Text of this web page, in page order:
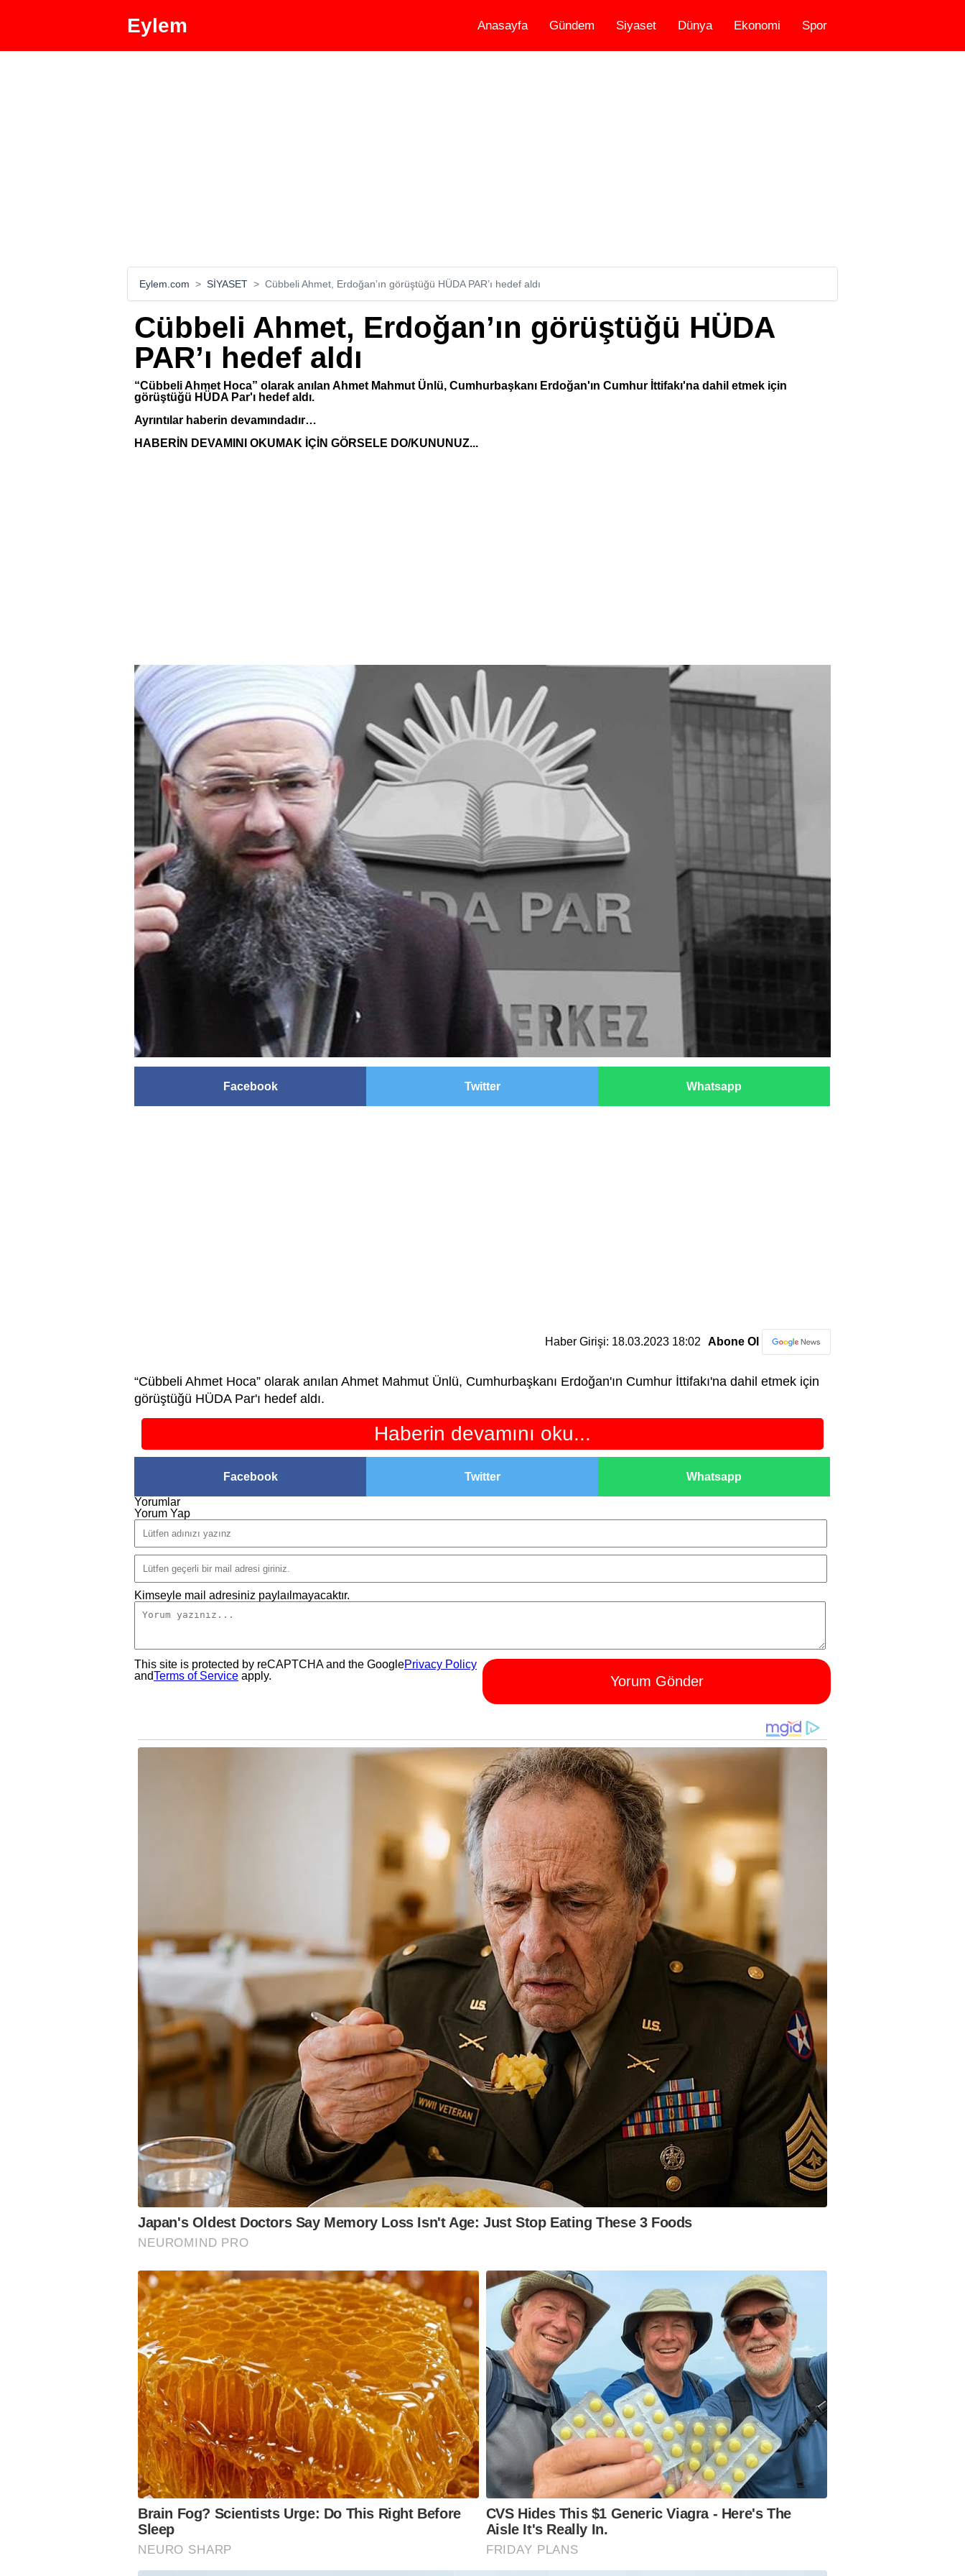
Eylem Anasayfa Gündem Siyaset Dünya Ekonomi Spor
Eylem.com SİYASET Cübbeli Ahmet, Erdoğan’ın görüştüğü HÜDA PAR’ı hedef aldı
Cübbeli Ahmet, Erdoğan’ın görüştüğü HÜDA
PAR’ı hedef aldı
“Cübbeli Ahmet Hoca” olarak anılan Ahmet Mahmut Ünlü, Cumhurbaşkanı Erdoğan'ın Cumhur İttifakı'na dahil etmek için
görüştüğü HÜDA Par'ı hedef aldı.
Ayrıntılar haberin devamındadır…
HABERİN DEVAMINI OKUMAK İÇİN GÖRSELE DO/KUNUNUZ...
Facebook Twitter Whatsapp
Haber Girişi: 18.03.2023 18:02 Abone Ol
“Cübbeli Ahmet Hoca” olarak anılan Ahmet Mahmut Ünlü, Cumhurbaşkanı Erdoğan'ın Cumhur İttifakı'na dahil etmek için
görüştüğü HÜDA Par'ı hedef aldı.
Haberin devamını oku...
Facebook Twitter Whatsapp
Yorumlar
Yorum Yap
Kimseyle mail adresiniz paylaılmayacaktır.
Yorum Gönder
This site is protected by reCAPTCHA and the GooglePrivacy Policy
andTerms of Service apply.